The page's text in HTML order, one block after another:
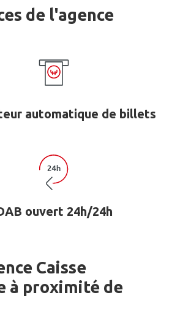
de l'agence
automatique de billets
ouvert 24h/24h
Caisse
à proximité de